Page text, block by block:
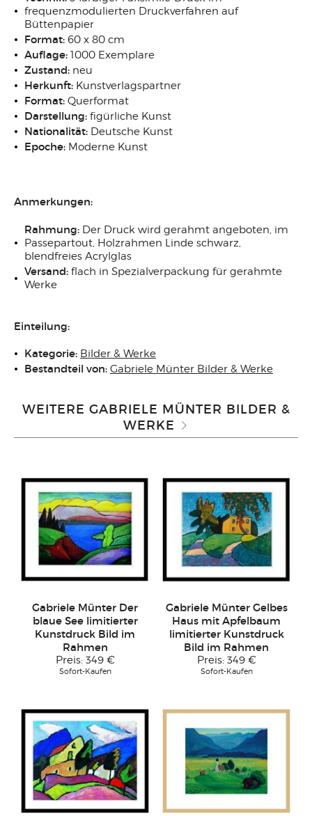
frequenzmodulierten Druckverfahren auf
Büttenpapier
Format: 60 x 80 cm
Auflage: 1000 Exemplare
Zustand: neu
Herkunft: Kunstverlagspartner
Format: Querformat
Darstellung: figürliche Kunst
Nationalität: Deutsche Kunst
Epoche: Moderne Kunst
Anmerkungen:
Rahmung: Der Druck wird gerahmt angeboten, im
Passepartout, Holzrahmen Linde schwarz,
blendfreies Acrylglas
Versand: flach in Spezialverpackung für gerahmte
Werke
Einteilung:
Kategorie: Bilder & Werke
Bestandteil von: Gabriele Münter Bilder & Werke
WEITERE GABRIELE MÜNTER BILDER &
WERKE
Gabriele Münter Der
blaue See limitierter
Kunstdruck Bild im
Rahmen
Preis: 349 €
Sofort-Kaufen
Gabriele Münter Gelbes
Haus mit Apfelbaum
limitierter Kunstdruck
Bild im Rahmen
Preis: 349 €
Sofort-Kaufen